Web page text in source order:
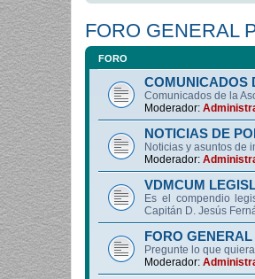
FORO GENERAL
FORO
COMUNICADOS
Comunicados de la
Moderador:
NOTICIAS DE
Noticias y asuntos de
Moderador:
VDMCUM
Es el compendio
Capitán D. Jesús
FORO
Pregunte lo que
Moderador: